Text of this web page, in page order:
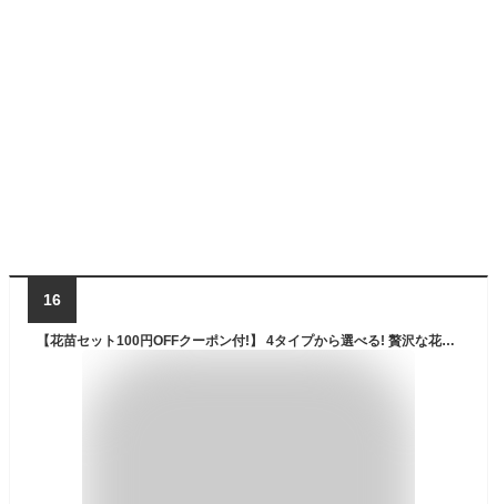
16
【花苗セット100円OFFクーポン付!】 4タイプから選べる! 贅沢な花苗 9苗 セット 花 色 選べる 一年草 宿根草 多年草 カラーリーフ ハーブ 花 春 夏 庭 鉢 玄関 プランター 寄せ植え ガーデニング 春の苗 夏の花苗 送料無料 赤 桃 黄 青 母の日 誕生日 土っ子倶楽部